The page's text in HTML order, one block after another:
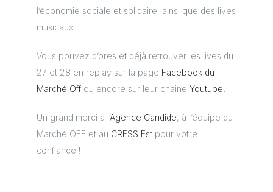
l’économie sociale et solidaire, ainsi que des lives
musicaux.
Vous pouvez d’ores et déjà retrouver les lives du
27 et 28 en replay sur la page Facebook du
Marché Off ou encore sur leur chaine Youtube.
Un grand merci à l’Agence Candide, à l’équipe du
Marché OFF et au CRESS Est pour votre
confiance !